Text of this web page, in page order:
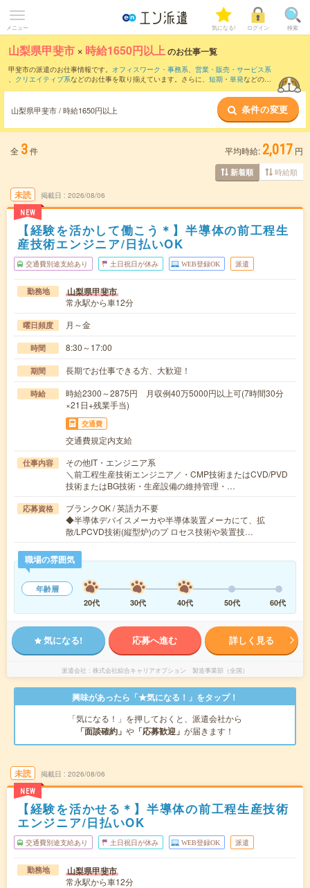
メニュー 気になる! ログイン 検索
山梨県甲斐市 × 時給1650円以上のお仕事一覧
甲斐市の派遣のお仕事情報です。 オフィスワーク・事務系、 営業・販売・サービス系
、 クリエイティブ系などのお仕事を取り揃えています。さらに、 短期 ・ 単発などの期
山梨県甲斐市 / 時給1650円以上 条件の変更
全 3件 平均時給: 2,017 円
新着順 時給順
未読
NEW
掲載日 2026/08/06
【経験を活かして働こう＊】半導体の前工程生
産技術エンジニア/日払いOK
交通費別途支給あり 土日祝日が休み WEB登録OK 派遣
勤務地 山梨県甲斐市
常永駅から車12分
曜日頻度 月～金
時間 8:30～17:00
期間 長期でお仕事できる方、大歓迎！
時給
時給2300～2875円 月収例40万5000円以上可(7時間30分
×21日+残業手当)
交通費
交通費規定内支給
仕事内容
その他IT・エンジニア系
＼前工程生産技術エンジニア／・CMP技術またはCVD/PVD
技術またはBG技術・生産設備の維持管理・…
応募資格
ブランクOK / 英語力不要
◆半導体デバイスメーカや半導体装置メーカにて、拡
散/LPCVD技術(縦型炉)のプ ロセス技術や装置技…
職場の雰囲気
年齢層
20代
30代 40代 50代 60代
気になる! 応募へ進む 詳しく見る
派遣会社 株式会社綜合キャリアオプション 製造事業部（全国）
興味があったら「★気になる！」をタップ！
「気になる！」を押しておくと、派遣会社から
「面談確約」 や 「応募歓迎」 が届きます！
未読
NEW
掲載日 2026/08/06
【経験を活かせる＊】半導体の前工程生産技術
エンジニア/日払いOK
交通費別途支給あり 土日祝日が休み WEB登録OK 派遣
勤務地 山梨県甲斐市
常永駅から車12分